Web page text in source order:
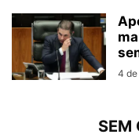
4
SEM